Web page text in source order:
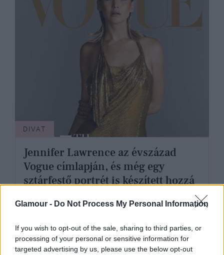
Glamour - Do Not Process My Personal Information
If you wish to opt-out of the sale, sharing to third parties, or
processing of your personal or sensitive information for
targeted advertising by us, please use the below opt-out
DIVAT
Jennifer Lawrence az évszázad
Vogue címlapján, és még egy
sztárfestő portrét is készített hozzá